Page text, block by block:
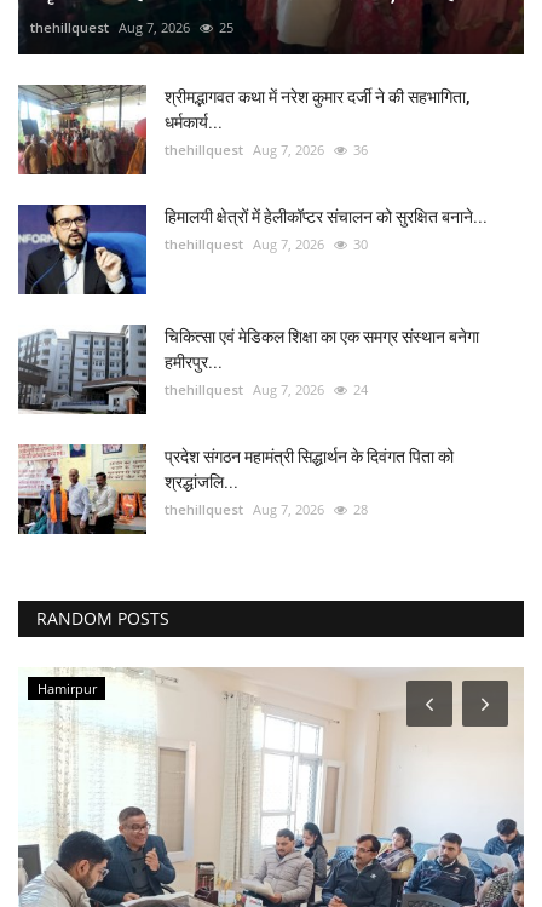
thehillquest Aug 7, 2026 25
श्रीमद्भागवत कथा में नरेश कुमार दर्जी ने की सहभागिता,
धर्मकार्य...
thehillquest Aug 7, 2026 36
हिमालयी क्षेत्रों में हेलीकॉप्टर संचालन को सुरक्षित बनाने...
thehillquest Aug 7, 2026 30
चिकित्सा एवं मेडिकल शिक्षा का एक समग्र संस्थान बनेगा
हमीरपुर...
thehillquest Aug 7, 2026 24
प्रदेश संगठन महामंत्री सिद्धार्थन के दिवंगत पिता को
श्रद्धांजलि...
thehillquest Aug 7, 2026 28
RANDOM POSTS
Hamirpur